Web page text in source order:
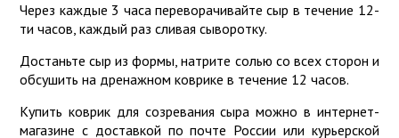
Через каждые 3 часа переворачивайте сыр в течение 12-
ти часов, каждый раз сливая сыворотку.
Достаньте сыр из формы, натрите солью со всех сторон и
обсушить на дренажном коврике в течение 12 часов.
Купить коврик для созревания сыра можно в интернет-
магазине с доставкой по почте России или курьерской